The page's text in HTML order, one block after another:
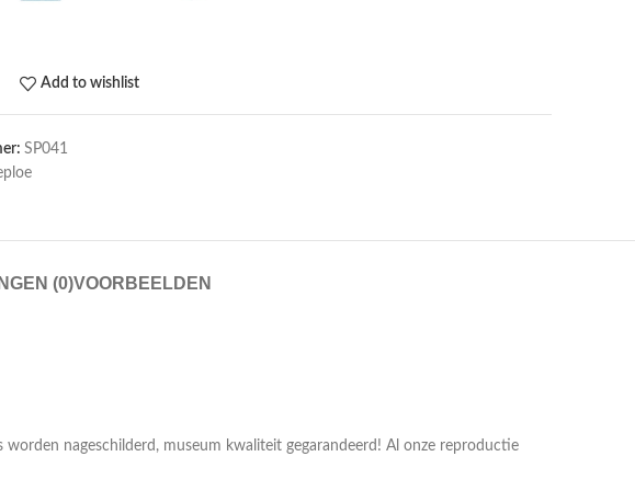
Add to wishlist
SP041
(0)VOORBEELDEN
nageschilderd, museum kwaliteit gegarandeerd! Al onze reproductie